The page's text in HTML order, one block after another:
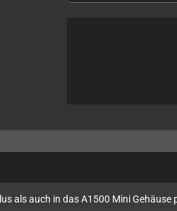
als auch in das A1500 Mini Gehäuse